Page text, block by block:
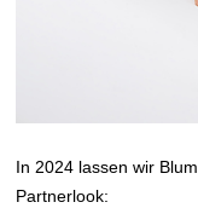
In 2024 lassen wir
Partnerlook: